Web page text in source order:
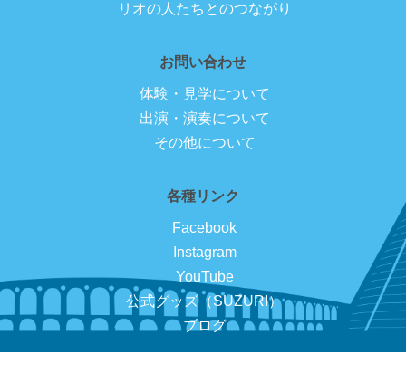
リオの人たちとのつながり
お問い合わせ
体験・見学について
出演・演奏について
その他について
各種リンク
Facebook
Instagram
YouTube
公式グッズ（SUZURI）
ブログ